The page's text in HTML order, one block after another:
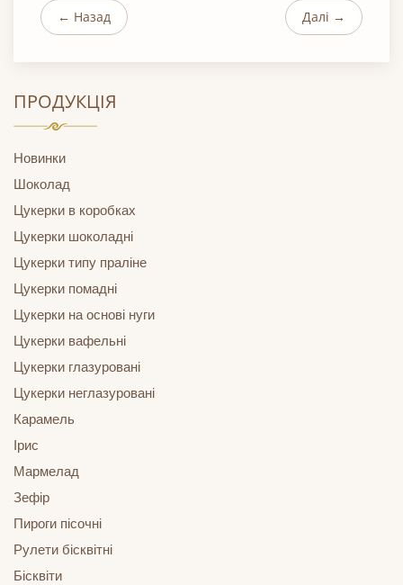
ПРОДУКЦІЯ
Новинки
Шоколад
Цукерки в коробках
Цукерки шоколадні
Цукерки типу праліне
Цукерки помадні
Цукерки на основі нуги
Цукерки вафельні
Цукерки глазуровані
Цукерки неглазуровані
Карамель
Ірис
Мармелад
Зефір
Пироги пісочні
Рулети бісквітні
Бісквіти
← Назад Далі →